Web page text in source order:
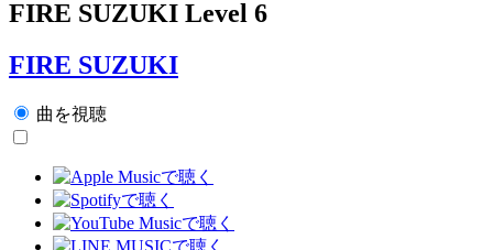
FIRE SUZUKI Level 6
FIRE SUZUKI
曲を視聴